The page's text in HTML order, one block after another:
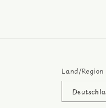
Land/Region